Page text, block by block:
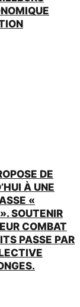
DE
À UNE
«
SOUTENIR
COMBAT
PASSE PAR